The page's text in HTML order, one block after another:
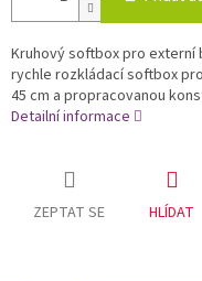
Kruhový softbox pro externí
rychle rozkládací softbox
45 cm a propracovanou
Detailní informace
ZEPTAT SE HLÍDAT